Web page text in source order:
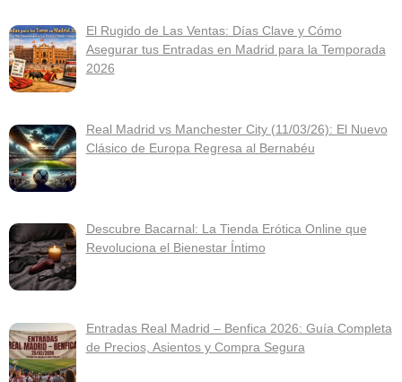
El Rugido de Las Ventas: Días Clave y Cómo
Asegurar tus Entradas en Madrid para la Temporada
2026
Real Madrid vs Manchester City (11/03/26): El Nuevo
Clásico de Europa Regresa al Bernabéu
Descubre Bacarnal: La Tienda Erótica Online que
Revoluciona el Bienestar Íntimo
Entradas Real Madrid – Benfica 2026: Guía Completa
de Precios, Asientos y Compra Segura